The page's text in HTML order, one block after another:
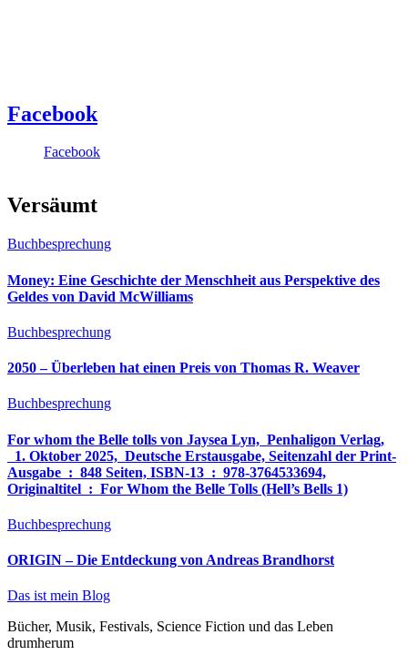
Facebook
Facebook
Versäumt
Buchbesprechung
Money: Eine Geschichte der Menschheit aus Perspektive des
Geldes von David McWilliams
Buchbesprechung
2050 – Überleben hat einen Preis von Thomas R. Weaver
Buchbesprechung
For whom the Belle tolls von Jaysea Lyn, ‎ Penhaligon Verlag,
‎ 1. Oktober 2025, ‎ Deutsche Erstausgabe, Seitenzahl der Print-
Ausgabe ‏ : ‎ 848 Seiten, ISBN-13 ‏ : ‎ 978-3764533694,
Originaltitel ‏ : ‎ For Whom the Belle Tolls (Hell’s Bells 1)
Buchbesprechung
ORIGIN – Die Entdeckung von Andreas Brandhorst
Das ist mein Blog
Bücher, Musik, Festivals, Science Fiction und das Leben
drumherum